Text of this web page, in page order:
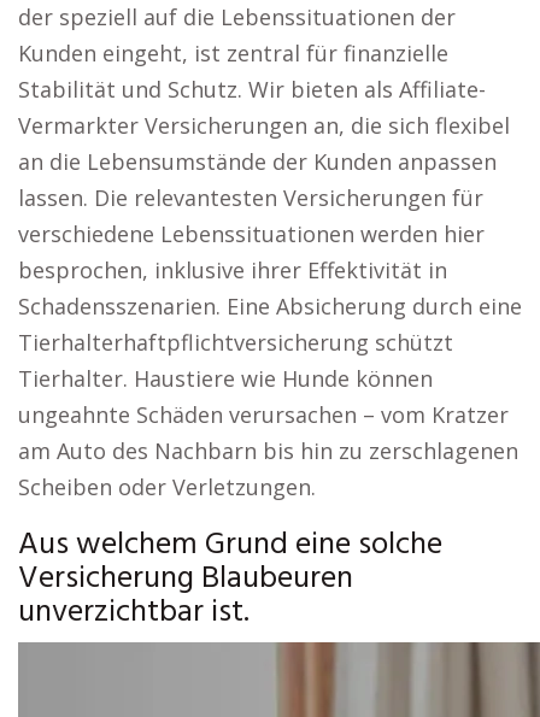
der speziell auf die Lebenssituationen der
Kunden eingeht, ist zentral für finanzielle
Stabilität und Schutz. Wir bieten als Affiliate-
Vermarkter Versicherungen an, die sich flexibel
an die Lebensumstände der Kunden anpassen
lassen. Die relevantesten Versicherungen für
verschiedene Lebenssituationen werden hier
besprochen, inklusive ihrer Effektivität in
Schadensszenarien. Eine Absicherung durch eine
Tierhalterhaftpflichtversicherung schützt
Tierhalter. Haustiere wie Hunde können
ungeahnte Schäden verursachen – vom Kratzer
am Auto des Nachbarn bis hin zu zerschlagenen
Scheiben oder Verletzungen.
Aus welchem Grund eine solche
Versicherung Blaubeuren
unverzichtbar ist.